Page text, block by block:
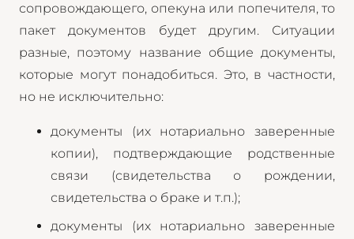
сопровождающего, опекуна или попечителя, то
пакет документов будет другим. Ситуации
разные, поэтому название общие документы,
которые могут понадобиться. Это, в частности,
но не исключительно:
документы (их нотариально заверенные
копии), подтверждающие родственные
связи (свидетельства о рождении,
свидетельства о браке и т.п.);
документы (их нотариально заверенные